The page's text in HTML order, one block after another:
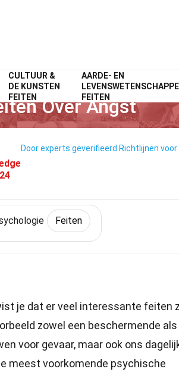
CULTUUR &
DE KUNSTEN
FEITEN
AARDE- EN
FEITEN
& WelzijnFeiten PsychologieFeiten
Over Angst
Door experts geverifieerd Richtlijnen
Feiten
je dat er veel interessante feiten
zowel een beschermende als
voor gevaar, maar ook ons
meest voorkomende psychische